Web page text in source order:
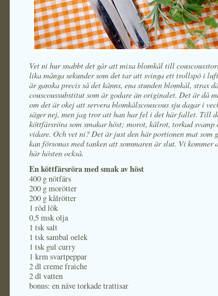
Vet ni hur snabbt det går att mixa blomkål till
lika många sekunder som det tar att svinga ett trollspö i
är ganska precis så det känns, ena stunden blomkål, strax
couscoussubstitut som är godare än originalet. Det är då
om det är okej att servera blomkålscouscous sju dagar i
säger nej, men jag tror att han har fel i det här fallet. Till
köttfärsröra som smakar höst; morot, kålrot, torkad svamp
vidare. Och vet ni? Det är just den här portionen mat som
kan försonas med tanken att sommaren är slut. Vi kommer
här hösten också.
En köttfärsröra med smak av höst
400 g nötfärs
200 g morötter
200 g kålrötter
1 röd lök
0,5 msk olja
1 tsk salt
1 tsk sambal oelek
1 tsk gul curry
1 krm svartpeppar
2 dl creme fraiche
2 dl vatten
bonus: en näve torkade trattisar